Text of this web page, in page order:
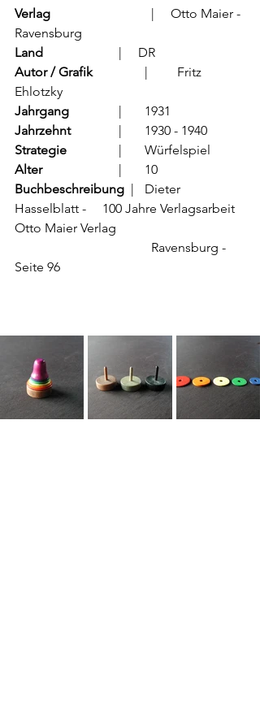
Verlag
Ravensburg
Land
			  |     DR
Autor / Grafik
	          |	Fritz
Ehlotzky
Jahrgang
		  |	1931
Jahrzehnt
		  |	1930 - 1940
Strategie
		  |	Würfelspiel
Alter
			  |	10
Buchbeschreibung
Hasselblatt -     100 Jahre Verlagsarbeit
Otto Maier Verlag
Seite 96